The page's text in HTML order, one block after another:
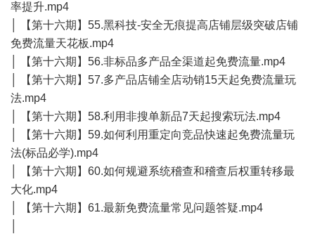
率提升.mp4
│ 【第十六期】55.黑科技-安全无痕提高店铺层级突破店铺
免费流量天花板.mp4
│ 【第十六期】56.非标品多产品全渠道起免费流量.mp4
│ 【第十六期】57.多产品店铺全店动销15天起免费流量玩
法.mp4
│ 【第十六期】58.利用非搜单新品7天起搜索玩法.mp4
│ 【第十六期】59.如何利用重定向竞品快速起免费流量玩
法(标品必学).mp4
│ 【第十六期】60.如何规避系统稽查和稽查后权重转移最
大化.mp4
│ 【第十六期】61.最新免费流量常见问题答疑.mp4